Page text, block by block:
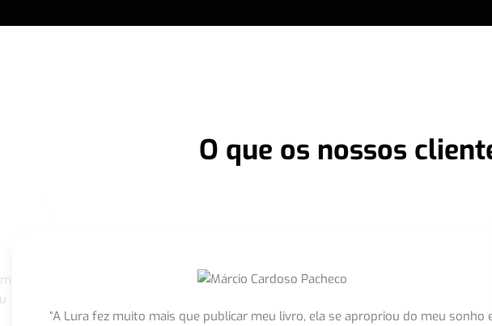
O que os nossos
“A Lura fez muito mais que publicar meu livro, ela se apropriou do meu sonho